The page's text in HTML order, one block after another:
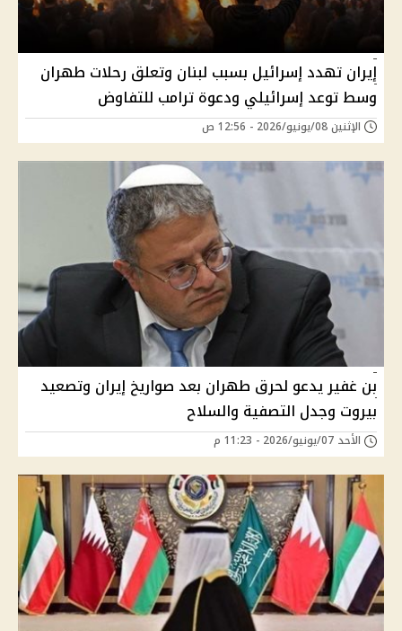
إيران تهدد إسرائيل بسبب لبنان وتعلق رحلات طهران
وسط توعد إسرائيلي ودعوة ترامب للتفاوض
الإثنين 08/يونيو/2026 - 12:56 ص
بن غفير يدعو لحرق طهران بعد صواريخ إيران وتصعيد
بيروت وجدل التصفية والسلاح
الأحد 07/يونيو/2026 - 11:23 م